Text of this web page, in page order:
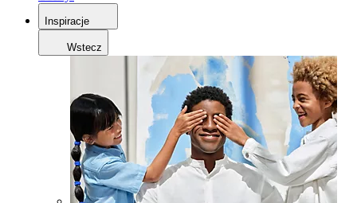
Inspiracje
Wstecz